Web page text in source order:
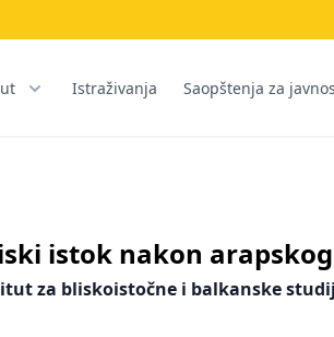
Istraživanja Saopštenja za
istok nakon
za bliskoistočne i balkanske